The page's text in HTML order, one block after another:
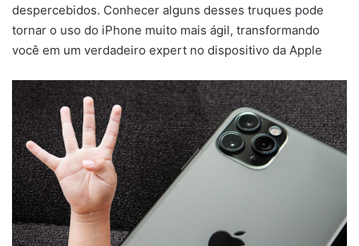
despercebidos. Conhecer alguns desses truques pode
tornar o uso do iPhone muito mais ágil, transformando
você em um verdadeiro expert no dispositivo da Apple